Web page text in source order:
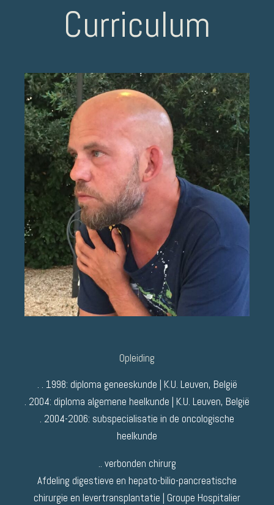
Curriculum
Opleiding
. . 1998: diploma geneeskunde | K.U. Leuven, België
. 2004: diploma algemene heelkunde | K.U. Leuven, België
. 2004-2006: subspecialisatie in de oncologische
heelkunde
.. verbonden chirurg
Afdeling digestieve en hepato-bilio-pancreatische
chirurgie en levertransplantatie | Groupe Hospitalier